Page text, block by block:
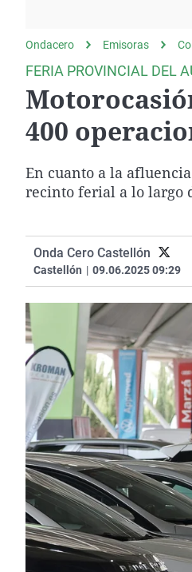
gato
Ondacero Emisoras
FERIA PROVINCIAL DEL
400
En cuanto a la
recinto ferial a lo largo
Onda Cero Castellón
Castellón | 09.06.2025 09:29